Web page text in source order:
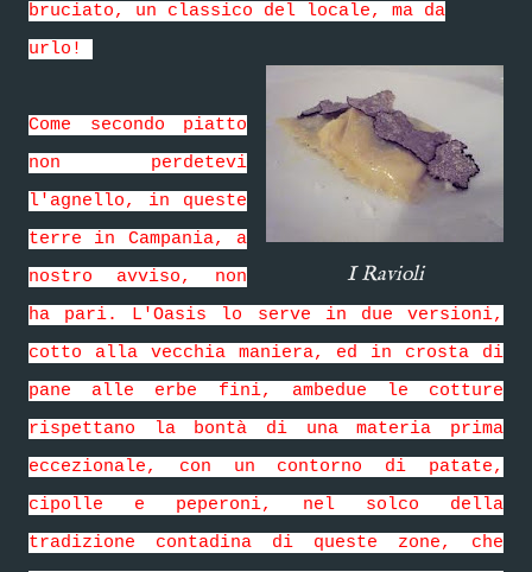
bruciato, un classico del locale, ma da
urlo!
I Ravioli
Come secondo piatto
non perdetevi
l'agnello, in queste
terre in Campania, a
nostro avviso, non
ha pari. L'Oasis lo serve in due versioni,
cotto alla vecchia maniera, ed in crosta di
pane alle erbe fini, ambedue le cotture
rispettano la bontà di una materia prima
eccezionale, con un contorno di patate,
cipolle e peperoni, nel solco della
tradizione contadina di queste zone, che